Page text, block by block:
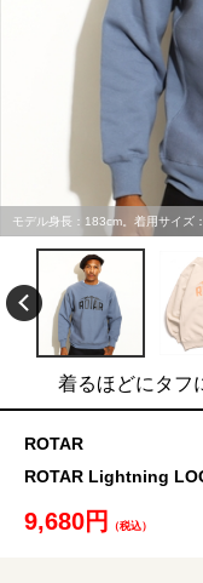
モデル身長：183cm。着用サイズ
着るほどにタフ
ROTAR
ROTAR Lightning
9,680円 （税込）